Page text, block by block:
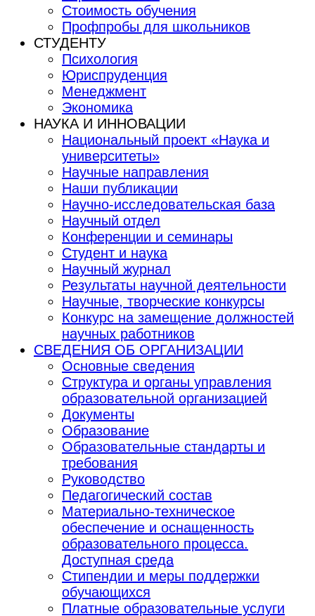
Стоимость обучения
Профпробы для школьников
СТУДЕНТУ
Психология
Юриспруденция
Менеджмент
Экономика
НАУКА И ИННОВАЦИИ
Национальный проект «Наука и
университеты»
Научные направления
Наши публикации
Научно-исследовательская база
Научный отдел
Конференции и семинары
Студент и наука
Научный журнал
Результаты научной деятельности
Научные, творческие конкурсы
Конкурс на замещение должностей
научных работников
СВЕДЕНИЯ ОБ ОРГАНИЗАЦИИ
Основные сведения
Структура и органы управления
образовательной организацией
Документы
Образование
Образовательные стандарты и
требования
Руководство
Педагогический состав
Материально-техническое
обеспечение и оснащенность
образовательного процесса.
Доступная среда
Стипендии и меры поддержки
обучающихся
Платные образовательные услуги